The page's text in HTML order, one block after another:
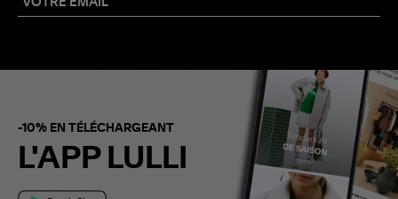
-10% EN TÉLÉCHARGEANT
L'APP LULLI